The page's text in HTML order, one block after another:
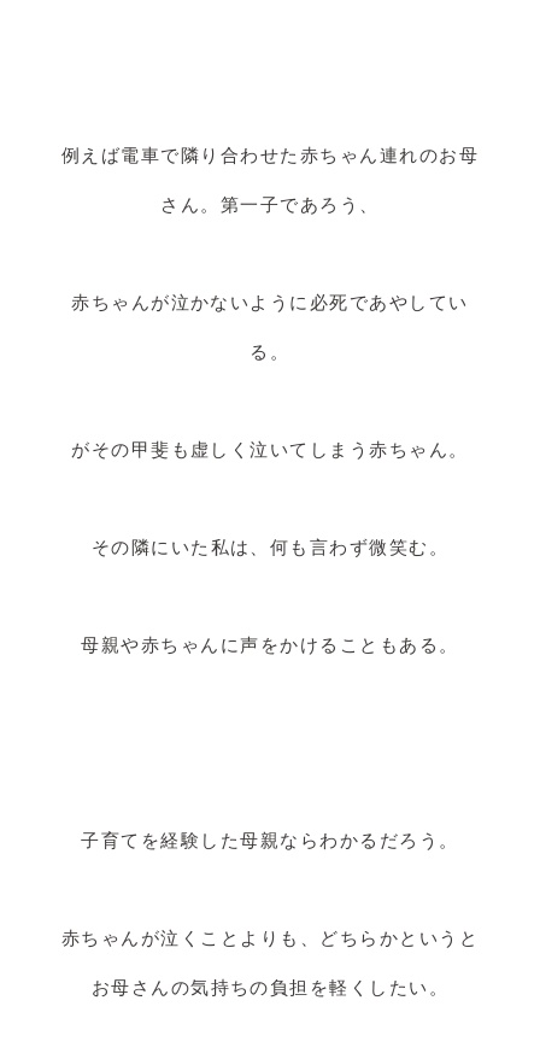
例えば電車で隣り合わせた赤ちゃん連れのお母
さん。第一子であろう、
赤ちゃんが泣かないように必死であやしてい
る。
がその甲斐も虚しく泣いてしまう赤ちゃん。
その隣にいた私は、何も言わず微笑む。
母親や赤ちゃんに声をかけることもある。
子育てを経験した母親ならわかるだろう。
赤ちゃんが泣くことよりも、どちらかというと
お母さんの気持ちの負担を軽くしたい。